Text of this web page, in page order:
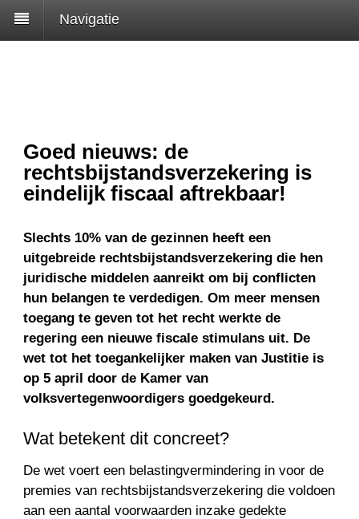
Navigatie
Goed nieuws: de
rechtsbijstandsverzekering is
eindelijk fiscaal aftrekbaar!
Slechts 10% van de gezinnen heeft een
uitgebreide rechtsbijstandsverzekering die hen
juridische middelen aanreikt om bij conflicten
hun belangen te verdedigen. Om meer mensen
toegang te geven tot het recht werkte de
regering een nieuwe fiscale stimulans uit. De
wet tot het toegankelijker maken van Justitie is
op 5 april door de Kamer van
volksvertegenwoordigers goedgekeurd.
Wat betekent dit concreet?
De wet voert een belastingvermindering in voor de
premies van rechtsbijstandsverzekering die voldoen
aan een aantal voorwaarden inzake gedekte